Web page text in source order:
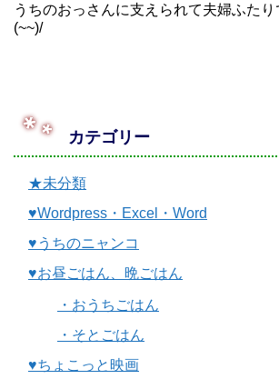
うちのおっさんに支えられて夫婦ふた
(~~)/
カテゴリー
★未分類
♥Wordpress・Excel・Word
♥うちのニャンコ
♥お昼ごはん、晩ごはん
・おうちごはん
・そとごはん
♥ちょこっと映画